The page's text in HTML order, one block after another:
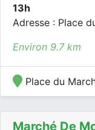
13h
Adresse : Place
Environ 9.7 km
Place du
Marché De